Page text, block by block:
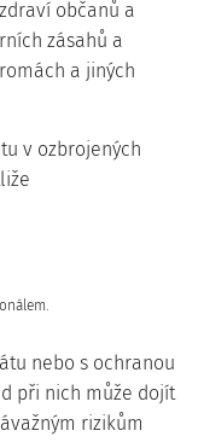
občanů a
zásahů a
a jiných
v ozbrojených
nebo s ochranou
při nich může dojít
rizikům